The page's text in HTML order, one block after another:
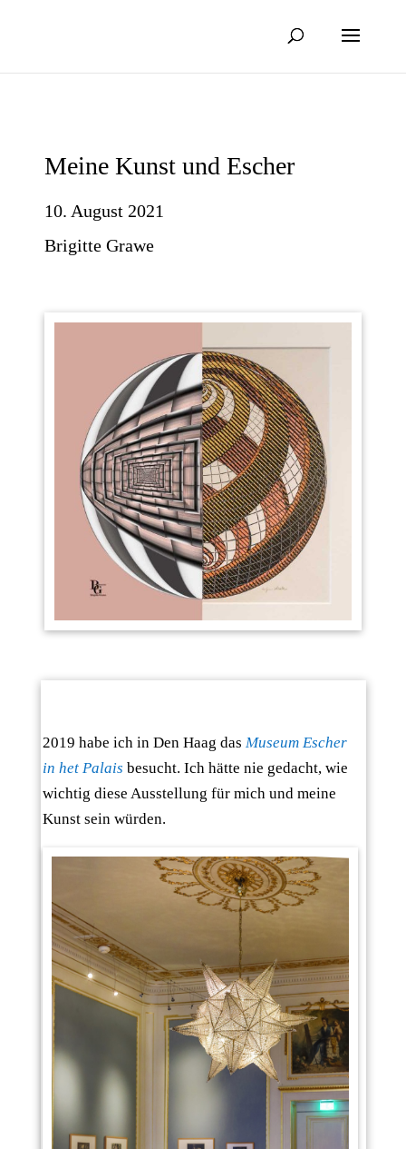
Meine Kunst und Escher
10. August 2021
Brigitte Grawe
2019 habe ich in Den Haag das Museum Escher
in het Palais besucht. Ich hätte nie gedacht, wie
wichtig diese Ausstellung für mich und meine
Kunst sein würden.